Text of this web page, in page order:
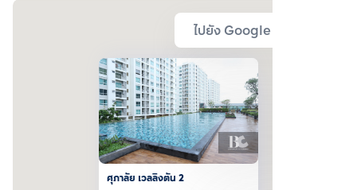
ไปยัง Google Map
ศุภาลัย เวลลิงตัน 2